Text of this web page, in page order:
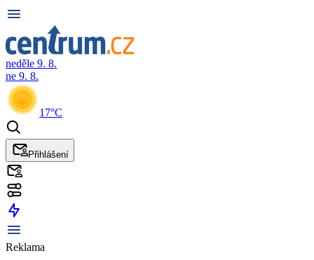
neděle 9. 8.
ne 9. 8.
17°C
Přihlášení
Reklama